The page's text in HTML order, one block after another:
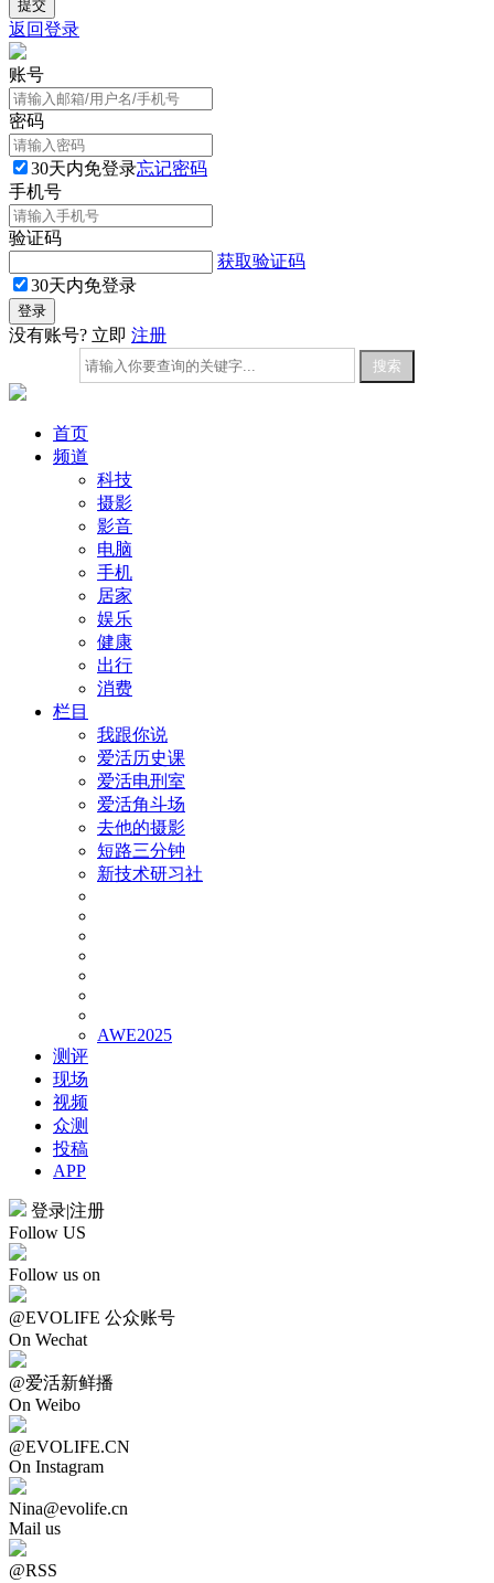
返回登录
账号
密码
30天内免登录忘记密码
手机号
验证码
获取验证码
30天内免登录
没有账号? 立即 注册
首页
频道
科技
摄影
影音
电脑
手机
居家
娱乐
健康
出行
消费
栏目
我跟你说
爱活历史课
爱活电刑室
爱活角斗场
去他的摄影
短路三分钟
新技术研习社
AWE2025
测评
现场
视频
众测
投稿
APP
登录|注册
Follow US
Follow us on
@EVOLIFE 公众账号
On Wechat
@爱活新鲜播
On Weibo
@EVOLIFE.CN
On Instagram
Nina@evolife.cn
Mail us
@RSS